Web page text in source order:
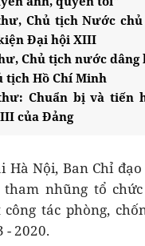
Chủ tịch Nước
Đại hội XIII
Chủ tịch nước
tịch Hồ Chí Minh
Chuẩn bị và tiến
của Đảng
Hà Nội, Ban Chỉ
tham nhũng tổ
công tác phòng,
- 2020.